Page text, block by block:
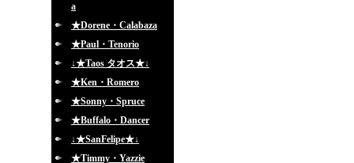
a
★Dorene・Calabaza
★Paul・Tenorio
↓★Taos タオス★↓
★Ken・Romero
★Sonny・Spruce
★Buffalo・Dancer
↓★SanFelipe★↓
★Timmy・Yazzie